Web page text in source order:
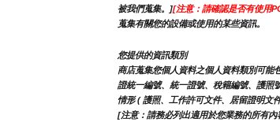
被我們蒐集。][注意：請確認是否有使用
蒐集有關您的設備或使用的某些資訊。
您提供的資訊類別
商店蒐集您個人資料之個人資料類別可能
證統一編號、統一證號、稅籍編號、護照
情形 ( 護照、工作許可文件、居留證明文
[注意：請務必列出適用於您業務的所有內